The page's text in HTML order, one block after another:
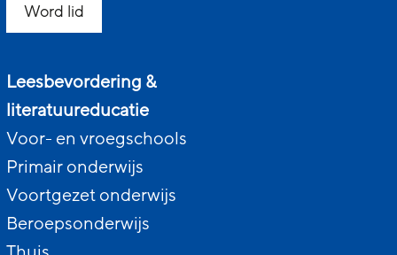
Word lid
Leesbevordering &
literatuureducatie
Voor- en vroegschools
Primair onderwijs
Voortgezet onderwijs
Beroepsonderwijs